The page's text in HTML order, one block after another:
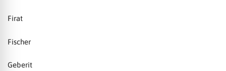
Firat
Fischer
Geberit